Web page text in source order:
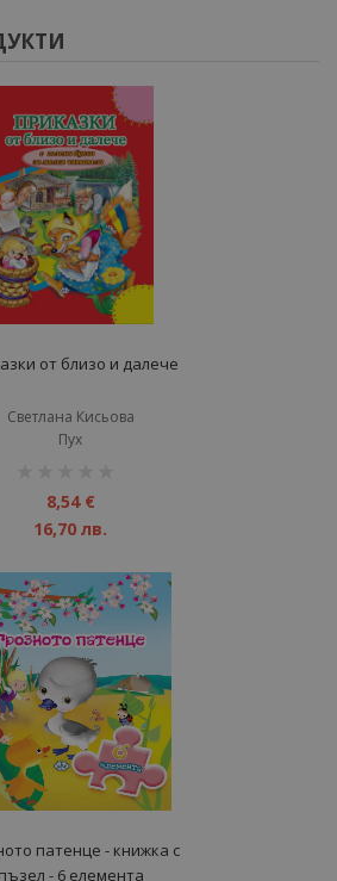
от близо и далече
Светлана Кисьова
Пух
8,54 €
16,70 лв.
патенце - книжка с
пъзел - 6 елемента